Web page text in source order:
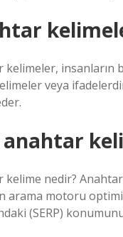
kelimeler, insanların
veya
anahtar
kelime nedir?
arama motoru
(SERP)